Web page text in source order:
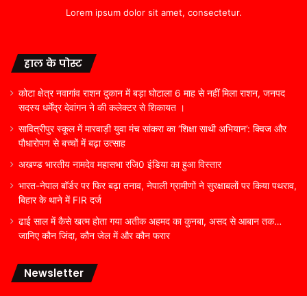
Lorem ipsum dolor sit amet, consectetur.
हाल के पोस्ट
कोटा क्षेत्र नवागांव राशन दुकान में बड़ा घोटाला 6 माह से नहीं मिला राशन, जनपद
सदस्य धर्मेंद्र देवांगन ने की कलेक्टर से शिकायत ।
सावित्रीपुर स्कूल में मारवाड़ी युवा मंच सांकरा का ‘शिक्षा साथी अभियान’: क्विज और
पौधारोपण से बच्चों में बढ़ा उत्साह
अखण्ड भारतीय नामदेव महासभा रजि0 इंडिया का हुआ विस्तार
भारत-नेपाल बॉर्डर पर फिर बढ़ा तनाव, नेपाली ग्रामीणों ने सुरक्षाबलों पर किया पथराव,
बिहार के थाने में FIR दर्ज
ढाई साल में कैसे खत्म होता गया अतीक अहमद का कुनबा, असद से आबान तक…
जानिए कौन जिंदा, कौन जेल में और कौन फरार
Newsletter